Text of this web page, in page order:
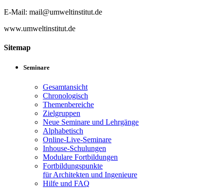
E-Mail: mail@umweltinstitut.de
www.umweltinstitut.de
Sitemap
Seminare
Gesamtansicht
Chronologisch
Themenbereiche
Zielgruppen
Neue Seminare und Lehrgänge
Alphabetisch
Online-Live-Seminare
Inhouse-Schulungen
Modulare Fortbildungen
Fortbildungspunkte
für Architekten und Ingenieure
Hilfe und FAQ